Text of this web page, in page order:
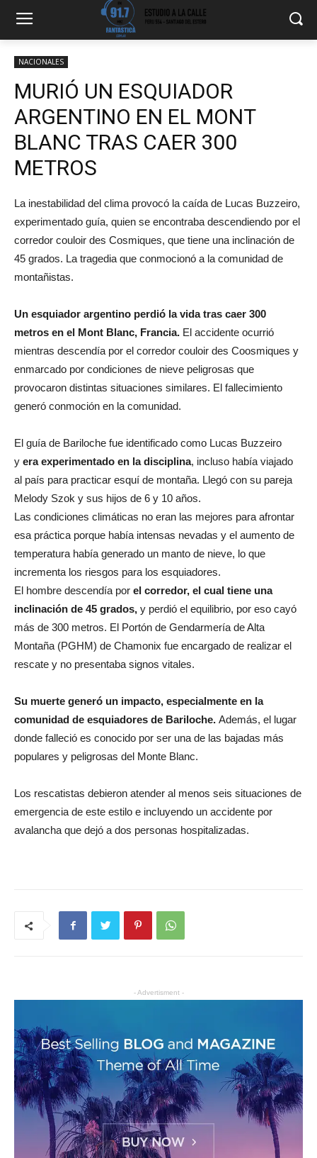
NACIONALES
MURIÓ UN ESQUIADOR
ARGENTINO EN EL MONT
BLANC TRAS CAER 300
METROS
La inestabilidad del clima provocó la caída de Lucas Buzzeiro,
experimentado guía, quien se encontraba descendiendo por el
corredor couloir des Cosmiques, que tiene una inclinación de
45 grados. La tragedia que conmocionó a la comunidad de
montañistas.
Un esquiador argentino perdió la vida tras caer 300
metros en el Mont Blanc, Francia. El accidente ocurrió
mientras descendía por el corredor couloir des Coosmiques y
enmarcado por condiciones de nieve peligrosas que
provocaron distintas situaciones similares. El fallecimiento
generó conmoción en la comunidad.
El guía de Bariloche fue identificado como Lucas Buzzeiro
y era experimentado en la disciplina, incluso había viajado
al país para practicar esquí de montaña. Llegó con su pareja
Melody Szok y sus hijos de 6 y 10 años.
Las condiciones climáticas no eran las mejores para afrontar
esa práctica porque había intensas nevadas y el aumento de
temperatura había generado un manto de nieve, lo que
incrementa los riesgos para los esquiadores.
El hombre descendía por el corredor, el cual tiene una
inclinación de 45 grados, y perdió el equilibrio, por eso cayó
más de 300 metros. El Portón de Gendarmería de Alta
Montaña (PGHM) de Chamonix fue encargado de realizar el
rescate y no presentaba signos vitales.
Su muerte generó un impacto, especialmente en la
comunidad de esquiadores de Bariloche. Además, el lugar
donde falleció es conocido por ser una de las bajadas más
populares y peligrosas del Monte Blanc.
Los rescatistas debieron atender al menos seis situaciones de
emergencia de este estilo e incluyendo un accidente por
avalancha que dejó a dos personas hospitalizadas.
- Advertisment -